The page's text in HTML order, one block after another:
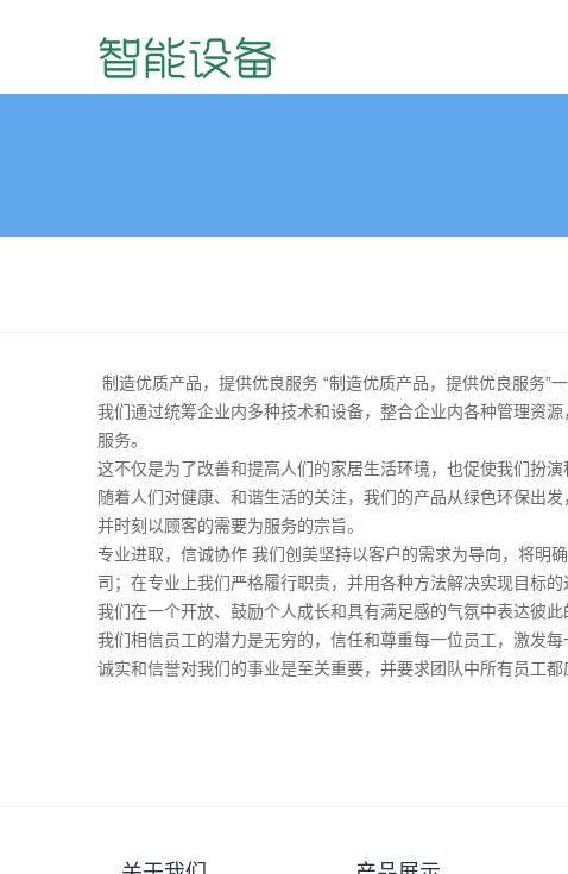
制造优质产品，提供优良服务 “制造优质产品，提供优良服务”
我们通过统筹企业内多种技术和设备，整合企业内各种管理资
服务。
这不仅是为了改善和提高人们的家居生活环境，也促使我们扮
随着人们对健康、和谐生活的关注，我们的产品从绿色环保出
并时刻以顾客的需要为服务的宗旨。
专业进取，信诚协作 我们创美坚持以客户的需求为导向，将明
司；在专业上我们严格履行职责，并用各种方法解决实现目标
我们在一个开放、鼓励个人成长和具有满足感的气氛中表达彼
我们相信员工的潜力是无穷的，信任和尊重每一位员工，激发每
诚实和信誉对我们的事业是至关重要，并要求团队中所有员工都